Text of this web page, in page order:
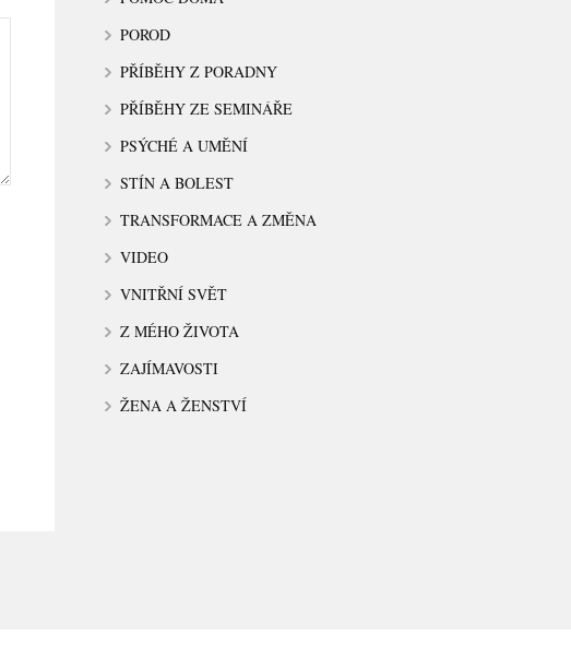
POROD
PŘÍBĚHY Z PORADNY
PŘÍBĚHY ZE SEMINÁŘE
PSÝCHÉ A UMĚNÍ
STÍN A BOLEST
TRANSFORMACE A ZMĚNA
VIDEO
VNITŘNÍ SVĚT
Z MÉHO ŽIVOTA
ZAJÍMAVOSTI
ŽENA A ŽENSTVÍ